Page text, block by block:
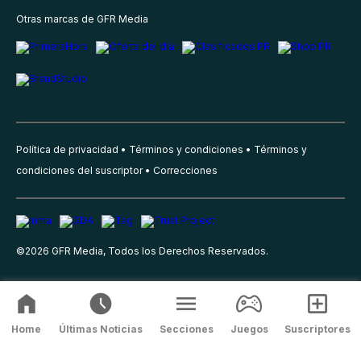
Otras marcas de GFR Media
Política de privacidad Términos y condiciones
Términos y
condiciones del suscriptor
Correcciones
©2026 GFR Media, Todos los Derechos Reservados.
Home Últimas Noticias Secciones Juegos Suscriptores